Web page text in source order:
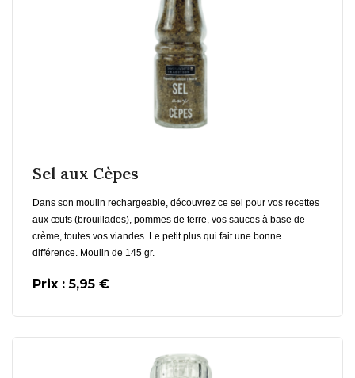
Sel aux Cèpes
Dans son moulin rechargeable, découvrez ce sel pour vos recettes
aux œufs (brouillades), pommes de terre, vos sauces à base de
crème, toutes vos viandes. Le petit plus qui fait une bonne
différence. Moulin de 145 gr.
Prix : 5,95 €
En savoir plus